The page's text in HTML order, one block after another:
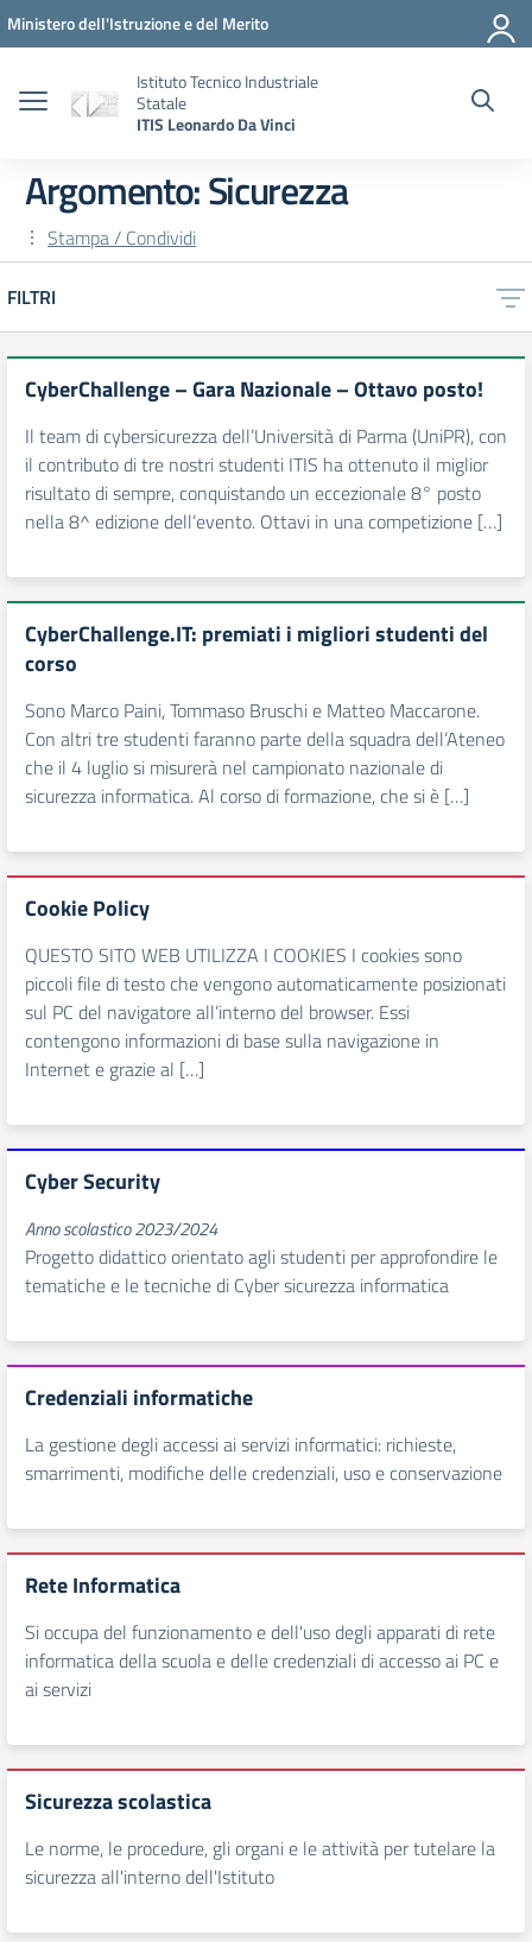
Vai ai contenuti
Vai al menu di navigazione
Vai al footer
Ministero dell'Istruzione e del Merito
Istituto Tecnico Industriale
Statale
ITIS Leonardo Da Vinci
Argomento: Sicurezza
Stampa / Condividi
FILTRI
CyberChallenge – Gara Nazionale – Ottavo posto!
Il team di cybersicurezza dell’Università di Parma (UniPR), con
il contributo di tre nostri studenti ITIS ha ottenuto il miglior
risultato di sempre, conquistando un eccezionale 8° posto
nella 8^ edizione dell’evento. Ottavi in una competizione […]
CyberChallenge.IT: premiati i migliori studenti del
corso
Sono Marco Paini, Tommaso Bruschi e Matteo Maccarone.
Con altri tre studenti faranno parte della squadra dell’Ateneo
che il 4 luglio si misurerà nel campionato nazionale di
sicurezza informatica. Al corso di formazione, che si è […]
Cookie Policy
QUESTO SITO WEB UTILIZZA I COOKIES I cookies sono
piccoli file di testo che vengono automaticamente posizionati
sul PC del navigatore all’interno del browser. Essi
contengono informazioni di base sulla navigazione in
Internet e grazie al […]
Cyber Security
Anno scolastico 2023/2024
Progetto didattico orientato agli studenti per approfondire le
tematiche e le tecniche di Cyber sicurezza informatica
Credenziali informatiche
La gestione degli accessi ai servizi informatici: richieste,
smarrimenti, modifiche delle credenziali, uso e conservazione
Rete Informatica
Si occupa del funzionamento e dell'uso degli apparati di rete
informatica della scuola e delle credenziali di accesso ai PC e
ai servizi
Sicurezza scolastica
Le norme, le procedure, gli organi e le attività per tutelare la
sicurezza all'interno dell'Istituto